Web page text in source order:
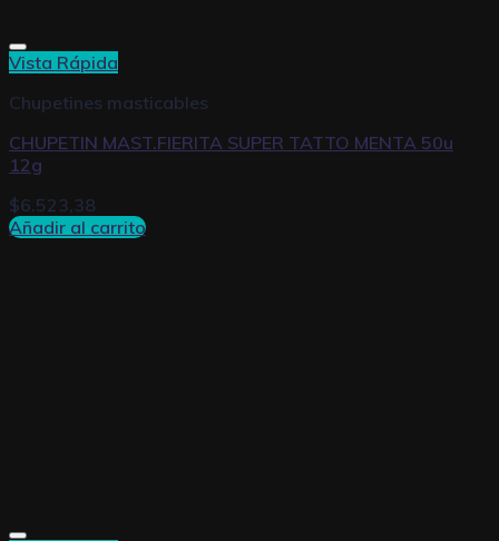
Vista Rápida
Chupetines masticables
CHUPETIN MAST.FIERITA SUPER TATTO MENTA 50u
12g
$6.523,38
Añadir al carrito